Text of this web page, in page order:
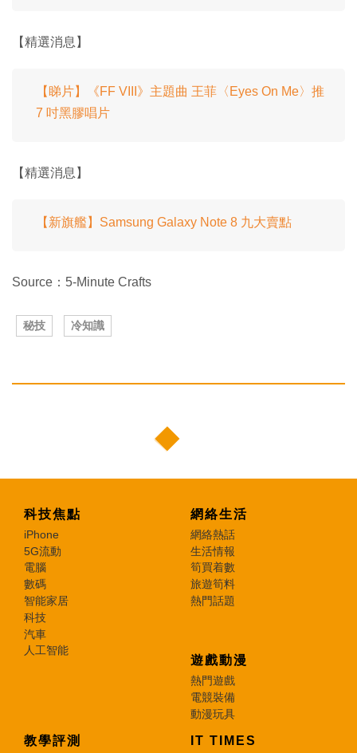
【精選消息】
【睇片】《FF VIII》主題曲 王菲〈Eyes On Me〉推
7 吋黑膠唱片
【精選消息】
【新旗艦】Samsung Galaxy Note 8 九大賣點
Source：5-Minute Crafts
秘技 冷知識
科技焦點
iPhone
5G流動
電腦
數碼
智能家居
科技
汽車
人工智能
網絡生活
網絡熱話
生活情報
筍買着數
旅遊筍料
熱門話題
遊戲動漫
熱門遊戲
電競裝備
動漫玩具
教學評測 IT TIMES